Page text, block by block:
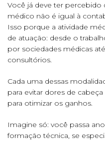
Você já deve ter percebido
médico não é igual à
Isso porque a atividade
de atuação: desde o
por sociedades médicas
consultórios.
Cada uma dessas
para evitar dores de
para otimizar os ganhos.
Imagine só: você passa
formação técnica, se